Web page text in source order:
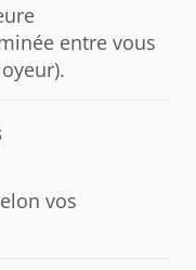
entre vous
vos